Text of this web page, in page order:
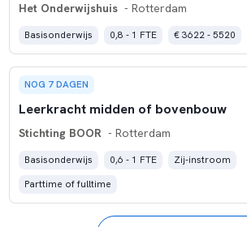
Het Onderwijshuis - Rotterdam
Basisonderwijs 0,8 - 1 FTE € 3622 - 5520
NOG 7 DAGEN
Leerkracht midden of bovenbouw
Stichting BOOR - Rotterdam
Basisonderwijs 0,6 - 1 FTE
Zij-instroom
Parttime of fulltime